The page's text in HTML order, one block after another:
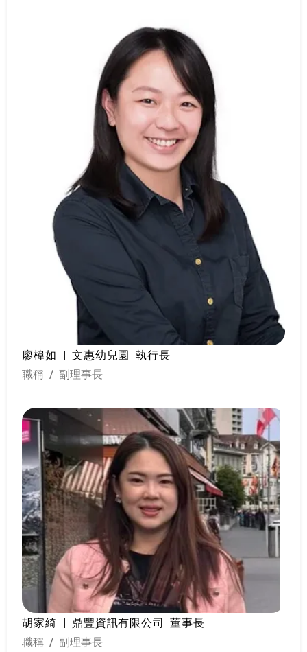
廖椲如 | 文惠幼兒園 執行長
職稱 / 副理事長
胡家綺 | 鼎豐資訊有限公司 董事長
職稱 / 副理事長